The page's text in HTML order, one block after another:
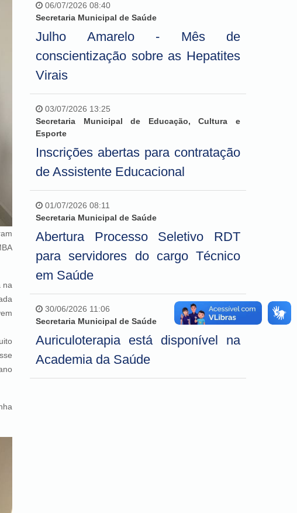
na
06/07/2026 08:40
Secretaria Municipal de Saúde
Julho Amarelo - Mês de
conscientização sobre as Hepatites
Virais
03/07/2026 13:25
Secretaria Municipal de Educação, Cultura e
Esporte
Inscrições abertas para contratação
de Assistente Educacional
01/07/2026 08:11
Secretaria Municipal de Saúde
Abertura Processo Seletivo RDT
para servidores do cargo Técnico
em Saúde
30/06/2026 11:06
Secretaria Municipal de Saúde
Auriculoterapia está disponível na
Academia da Saúde